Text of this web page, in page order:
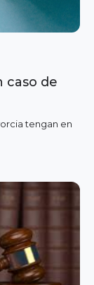
caso de
tengan en